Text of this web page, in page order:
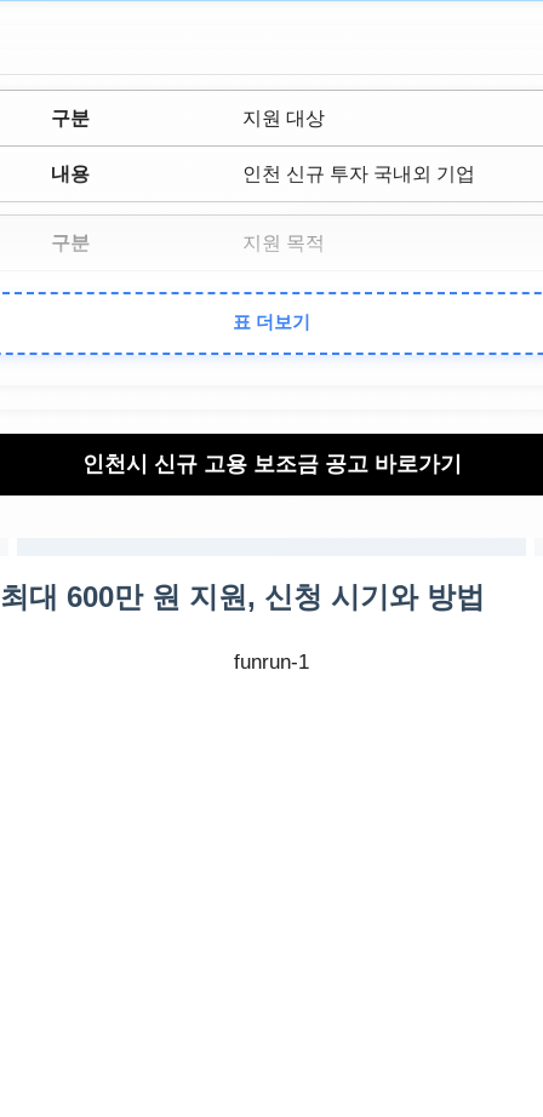
지원 대상
인천 신규 투자 국내외 기업
지원 목적
신규 고용 창출 및 기업 인건비 부
담 경감
초기 인력 확보 용이, 지역 경제 활
표 더보기
인천시 신규 고용 보조금 공고 바로가기
최대 600만 원 지원, 신청 시기와 방법
funrun-1